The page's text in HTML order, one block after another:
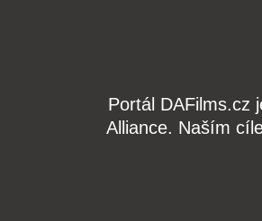
Portál DAFilms.cz
Alliance. Naším